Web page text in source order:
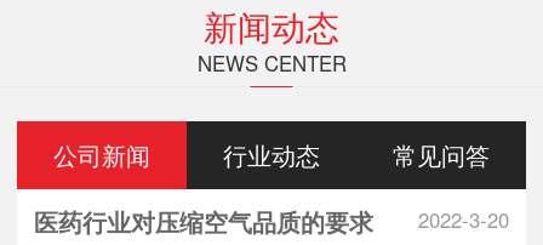
新闻动态
NEWS CENTER
公司新闻 行业动态 常见问答
2022-3-20
医药行业对压缩空气品质的要求